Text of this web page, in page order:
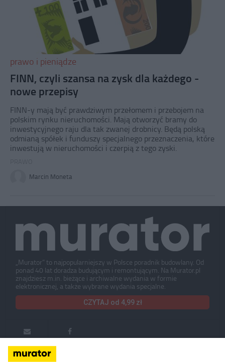
prawo i pieniądze
FINN, czyli szansa na zysk dla każdego -
nowe przepisy
FINN-y mają być prawdziwym przełomem i przebojem na
polskim rynku nieruchomości. Mają otworzyć bramy do
inwestycyjnego raju dla tak zwanej drobnicy. Będą polską
odmianą spółek i funduszy specjalnego przeznaczenia, które
inwestują w nieruchomości i czerpią z tego zyski.
Marcin Moneta
„Murator” to najpopularniejszy w Polsce poradnik budowlany. Od
ponad 40 lat doradza budującym i remontującym. Na Murator.pl
znajdziesz m.in. bieżące i archiwalne wydania w formie
elektronicznej, a także wybrane wydania specjalne.
CZYTAJ od 4,99 zł
Murator ONLINE